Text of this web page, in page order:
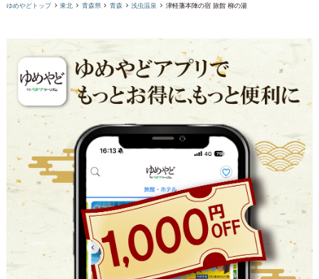
ゆめやどトップ 東北 青森県 青森 浅虫温泉 津軽藩本陣の宿 旅館 柳の湯